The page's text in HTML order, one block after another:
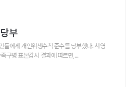
부
들에게 개인위생수칙 준수를 당부했다. 서영
관리를 강조했다. 질병관리청의 수족구병 표본감시 결과에 따르면,...